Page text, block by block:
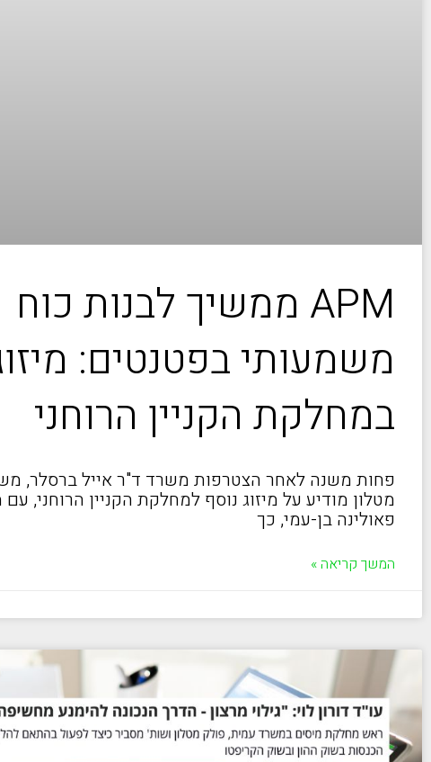
APM ממשיך לבנות כוח
משמעותי בפטנטים:
במחלקת הקניין הרוחני
פחות משנה לאחר הצטרפות משרד ד"ר אייל ברסלר,
מטלון מודיע על מיזוג נוסף למחלקת הקניין הרוחני,
פאולינה בן-עמי, כך
המשך קריאה »